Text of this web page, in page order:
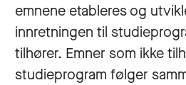
emnene etableres og
innretningen til
tilhører. Emner som ikke
studieprogram følger